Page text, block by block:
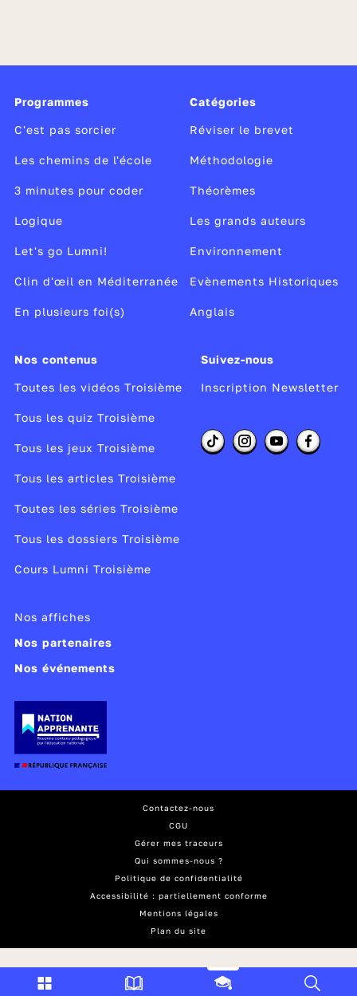
Programmes
C'est pas sorcier
Les chemins de l'école
3 minutes pour coder
Logique
Let's go Lumni!
Clin d'œil en Méditerranée
En plusieurs foi(s)
Catégories
Réviser le brevet
Méthodologie
Théorèmes
Les grands auteurs
Environnement
Evènements Historiques
Anglais
Nos contenus
Toutes les vidéos Troisième
Tous les quiz Troisième
Tous les jeux Troisième
Tous les articles Troisième
Toutes les séries Troisième
Tous les dossiers Troisième
Cours Lumni Troisième
Suivez-nous
Inscription Newsletter
Nos affiches
Nos partenaires
Nos événements
Contactez-nous
CGU
Gérer mes traceurs
Qui sommes-nous ?
Politique de confidentialité
Accessibilité : partiellement conforme
Mentions légales
Plan du site